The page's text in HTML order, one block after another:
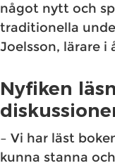
något nytt och
traditionella
Joelsson, lärare i
Nyfiken
– Vi har läst
kunna stanna